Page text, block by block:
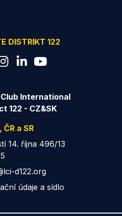
DISTRIKT 122
International
122 - CZ&SK
ČR a SR
14. října 496/13
d122.org
údaje a sídlo